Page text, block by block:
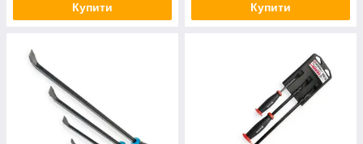
Купити Купити